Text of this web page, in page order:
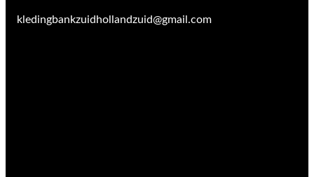
kledingbankzuidhollandzuid@gmail.com